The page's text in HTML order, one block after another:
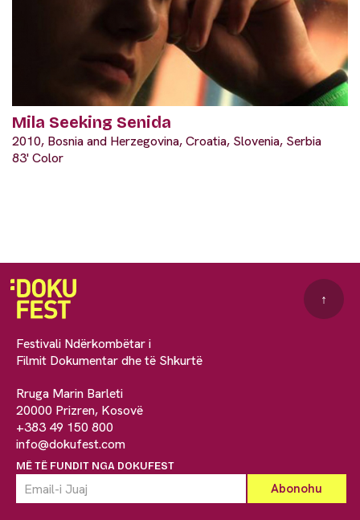
Mila Seeking Senida
2010, Bosnia and Herzegovina, Croatia, Slovenia, Serbia
83' Color
Festivali Ndërkombëtar i
Filmit Dokumentar dhe të Shkurtë
Rruga Marin Barleti
20000 Prizren, Kosovë
+383 49 150 800
info@dokufest.com
MË TË FUNDIT NGA DOKUFEST
↑